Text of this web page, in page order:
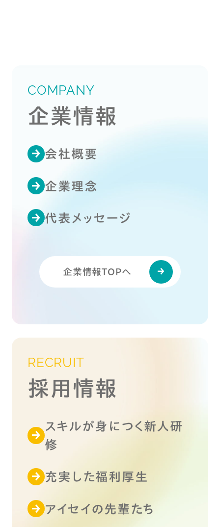
COMPANY
企業情報
会社概要
企業理念
代表メッセージ
企業情報TOPへ
RECRUIT
採用情報
スキルが身につく新人研
修
充実した福利厚生
アイセイの先輩たち